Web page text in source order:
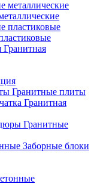
Гранитная
Гранитные плиты
Гранитная
Гранитные
Заборные блоки